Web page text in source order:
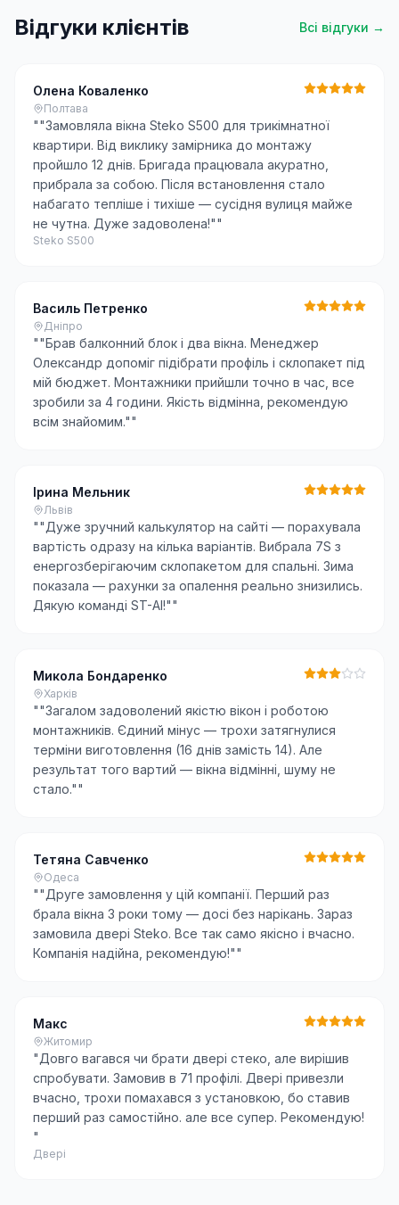
Відгуки клієнтів Всі відгуки →
Олена Коваленко
Полтава
""Замовляла вікна Steko S500 для трикімнатної
квартири. Від виклику замірника до монтажу
пройшло 12 днів. Бригада працювала акуратно,
прибрала за собою. Після встановлення стало
набагато тепліше і тихіше — сусідня вулиця майже
не чутна. Дуже задоволена!""
Steko S500
Василь Петренко
Дніпро
""Брав балконний блок і два вікна. Менеджер
Олександр допоміг підібрати профіль і склопакет під
мій бюджет. Монтажники прийшли точно в час, все
зробили за 4 години. Якість відмінна, рекомендую
всім знайомим.""
Ірина Мельник
Львів
""Дуже зручний калькулятор на сайті — порахувала
вартість одразу на кілька варіантів. Вибрала 7S з
енергозберігаючим склопакетом для спальні. Зима
показала — рахунки за опалення реально знизились.
Дякую команді ST-AI!""
Микола Бондаренко
Харків
""Загалом задоволений якістю вікон і роботою
монтажників. Єдиний мінус — трохи затягнулися
терміни виготовлення (16 днів замість 14). Але
результат того вартий — вікна відмінні, шуму не
стало.""
Тетяна Савченко
Одеса
""Друге замовлення у цій компанії. Перший раз
брала вікна 3 роки тому — досі без нарікань. Зараз
замовила двері Steko. Все так само якісно і вчасно.
Компанія надійна, рекомендую!""
Макс
Житомир
"Довго вагався чи брати двері стеко, але вирішив
спробувати. Замовив в 71 профілі. Двері привезли
вчасно, трохи помахався з установкою, бо ставив
перший раз самостійно. але все супер. Рекомендую!
"
Двері